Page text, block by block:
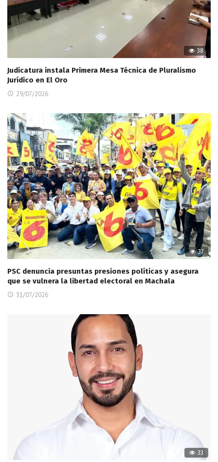
38
Judicatura instala Primera Mesa Técnica de Pluralismo
Jurídico en El Oro
29/07/2026
37
PSC denuncia presuntas presiones políticas y asegura
que se vulnera la libertad electoral en Machala
31/07/2026
33